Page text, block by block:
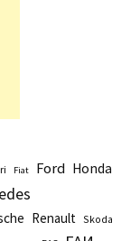
Fiat Ford Honda
Renault Skoda